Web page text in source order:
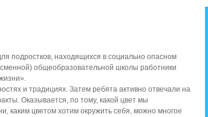
подростков, находящихся в социально опасном
общеобразовательной школы работники
и традициях. Затем ребята активно отвечали на
Оказывается, по тому, какой цвет мы
каким цветом хотим окружить себя, можно многое